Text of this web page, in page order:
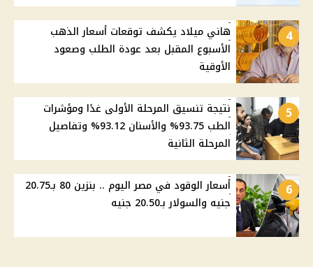
4
هاني ميلاد يكشف توقعات أسعار الذهب
الأسبوع المقبل بعد عودة الطلب وصعود
الأوقية
5
نتيجة تنسيق المرحلة الأولى غدًا ومؤشرات
الطب 93.75% والأسنان 93.12% وتفاصيل
المرحلة الثانية
6
أسعار الوقود في مصر اليوم .. بنزين 80 بـ20.75
جنيه والسولار بـ20.50 جنيه